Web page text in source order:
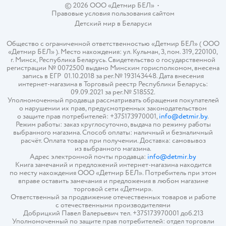
© 2026 ООО «Детмир БЕЛ»•
Правовые условия пользования сайтом
Детский мир в Беларуси
Общество с ограниченной ответственностью «Детмир БЕЛ» ( ООО
«Детмир БЕЛ» ). Место нахождения: ул. Кульман, 3, пом. 319, 220100,
г. Минск, Республика Беларусь. Свидетельство о государственной
регистрации № 0072500 выдано Минским горисполкомом, внесена
запись в ЕГР 01.10.2018 за рег.№ 193143448. Дата внесения
интернет-магазина в Торговый реестр Республики Беларусь:
09.09.2021 за рег.№ 518552.
Уполномоченный продавца рассматривать обращения покупателей
о нарушении их прав, предусмотренных законодательством
о защите прав потребителей: +375173970001,info@detmir.by.
Режим работы: заказ круглосуточно, выдача по режиму работы
выбранного магазина. Способ оплаты: наличный и безналичный
расчёт. Оплата товара при получении. Доставка: самовывоз
из выбранного магазина.
Адрес электронной почты продавца: info@detmir.by
Книга замечаний и предложений интернет-магазина находится
по месту нахождения ООО «Детмир БЕЛ». Потребитель при этом
вправе оставить замечания и предложения в любом магазине
торговой сети «Детмир».
Ответственный за продвижение отечественных товаров и работе
с отечественными производителями
Добрицкий Павел Валерьевич тел. +375173970001 доб.213
Уполномоченный по защите прав потребителей: отдел торговли